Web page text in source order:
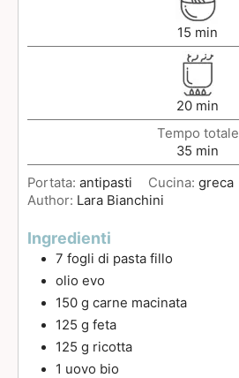
15 min
20 min
Tempo totale
35 min
Portata: antipasti Cucina: greca
Author: Lara Bianchini
Ingredienti
7 fogli di pasta fillo
olio evo
150 g carne macinata
125 g feta
125 g ricotta
1 uovo bio